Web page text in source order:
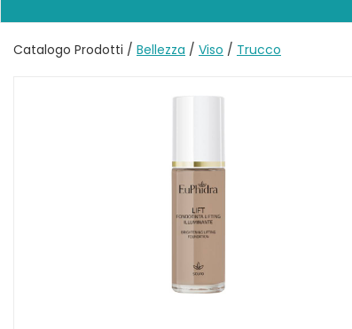
Catalogo Prodotti / Bellezza / Viso / Trucco